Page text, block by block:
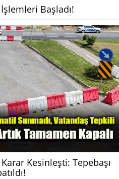
İşlemleri Başladı!
Kesinleşti: Tepebaşı